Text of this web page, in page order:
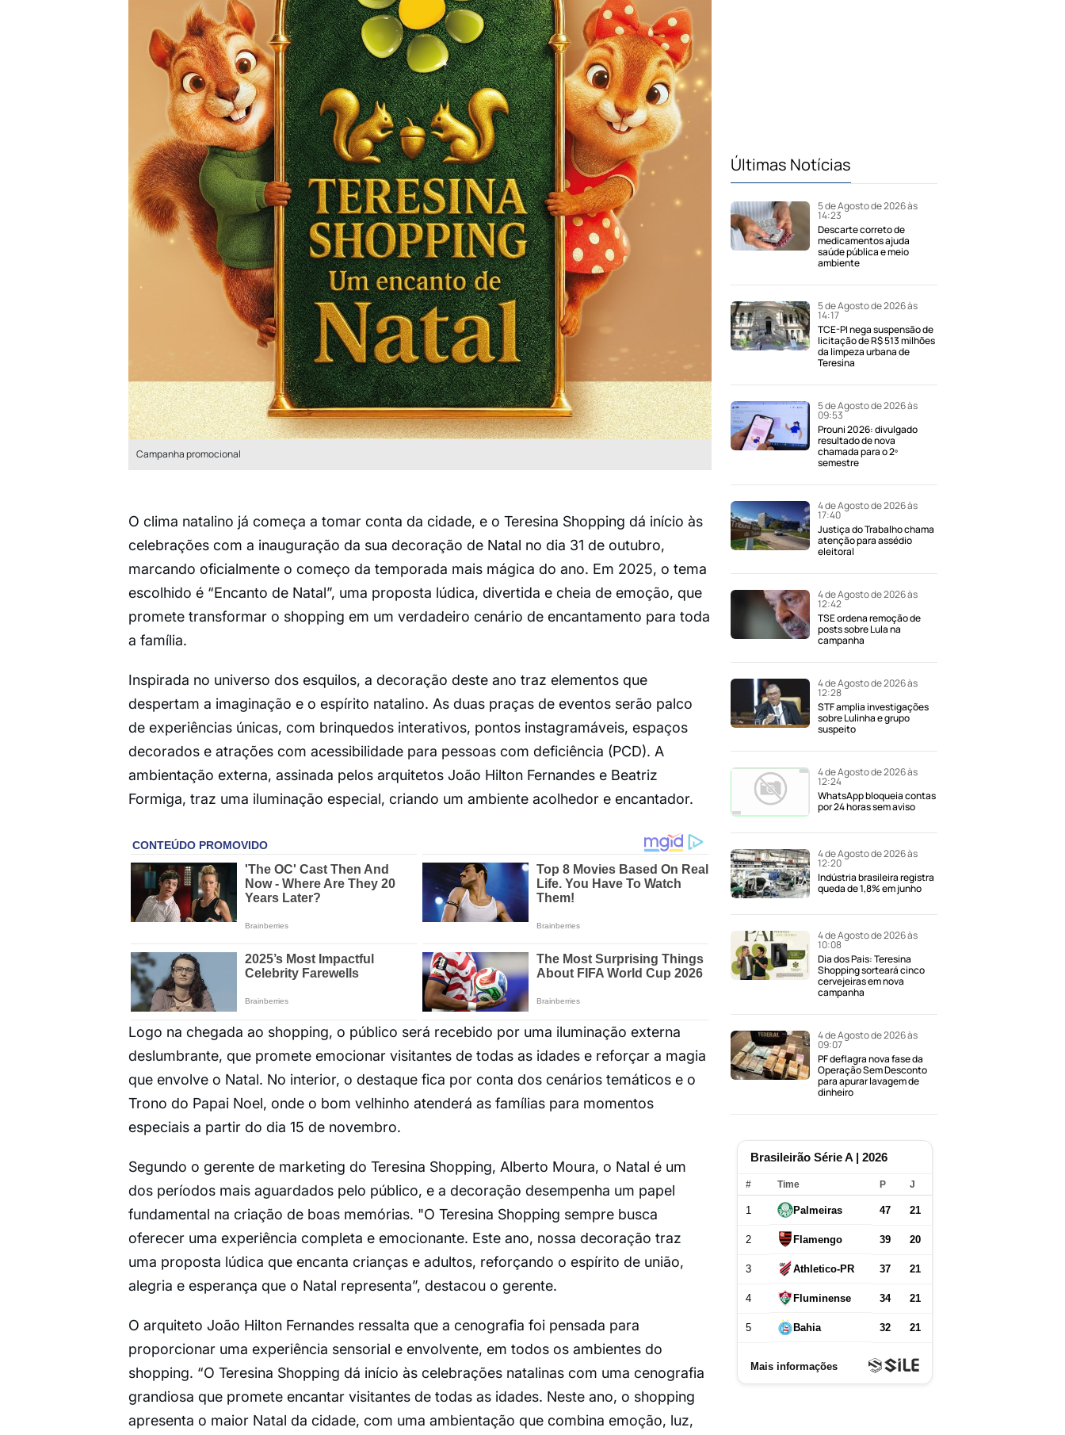
Campanha promocional
O clima natalino já começa a tomar conta da cidade, e o Teresina Shopping dá início às
celebrações com a inauguração da sua decoração de Natal no dia 31 de outubro,
marcando oficialmente o começo da temporada mais mágica do ano. Em 2025, o tema
escolhido é “Encanto de Natal”, uma proposta lúdica, divertida e cheia de emoção, que
promete transformar o shopping em um verdadeiro cenário de encantamento para toda
a família.
Inspirada no universo dos esquilos, a decoração deste ano traz elementos que
despertam a imaginação e o espírito natalino. As duas praças de eventos serão palco
de experiências únicas, com brinquedos interativos, pontos instagramáveis, espaços
decorados e atrações com acessibilidade para pessoas com deficiência (PCD). A
ambientação externa, assinada pelos arquitetos João Hilton Fernandes e Beatriz
Formiga, traz uma iluminação especial, criando um ambiente acolhedor e encantador.
Logo na chegada ao shopping, o público será recebido por uma iluminação externa
deslumbrante, que promete emocionar visitantes de todas as idades e reforçar a magia
que envolve o Natal. No interior, o destaque fica por conta dos cenários temáticos e o
Trono do Papai Noel, onde o bom velhinho atenderá as famílias para momentos
especiais a partir do dia 15 de novembro.
Segundo o gerente de marketing do Teresina Shopping, Alberto Moura, o Natal é um
dos períodos mais aguardados pelo público, e a decoração desempenha um papel
fundamental na criação de boas memórias. "O Teresina Shopping sempre busca
oferecer uma experiência completa e emocionante. Este ano, nossa decoração traz
uma proposta lúdica que encanta crianças e adultos, reforçando o espírito de união,
alegria e esperança que o Natal representa”, destacou o gerente.
O arquiteto João Hilton Fernandes ressalta que a cenografia foi pensada para
proporcionar uma experiência sensorial e envolvente, em todos os ambientes do
shopping. “O Teresina Shopping dá início às celebrações natalinas com uma cenografia
grandiosa que promete encantar visitantes de todas as idades. Neste ano, o shopping
apresenta o maior Natal da cidade, com uma ambientação que combina emoção, luz,
Últimas Notícias
5 de Agosto de 2026 às
14:23
Descarte correto de
medicamentos ajuda
saúde pública e meio
ambiente
5 de Agosto de 2026 às
14:17
TCE-PI nega suspensão de
licitação de R$ 513 milhões
da limpeza urbana de
Teresina
5 de Agosto de 2026 às
09:53
Prouni 2026: divulgado
resultado de nova
chamada para o 2º
semestre
4 de Agosto de 2026 às
17:40
Justiça do Trabalho chama
atenção para assédio
eleitoral
4 de Agosto de 2026 às
12:42
TSE ordena remoção de
posts sobre Lula na
campanha
4 de Agosto de 2026 às
12:28
STF amplia investigações
sobre Lulinha e grupo
suspeito
4 de Agosto de 2026 às
12:24
WhatsApp bloqueia contas
por 24 horas sem aviso
4 de Agosto de 2026 às
12:20
Indústria brasileira registra
queda de 1,8% em junho
4 de Agosto de 2026 às
10:08
Dia dos Pais: Teresina
Shopping sorteará cinco
cervejeiras em nova
campanha
4 de Agosto de 2026 às
09:07
PF deflagra nova fase da
Operação Sem Desconto
para apurar lavagem de
dinheiro